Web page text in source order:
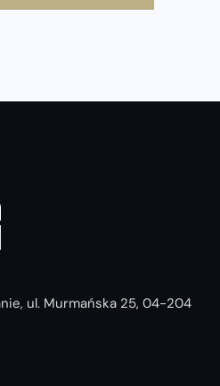
ul. Murmańska 25, 04-204